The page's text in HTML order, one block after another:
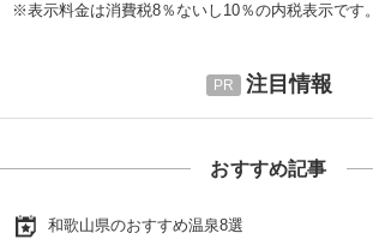
※表示料金は消費税8％ないし10％の内税表示です。
注目情報
おすすめ記事
和歌山県のおすすめ温泉8選